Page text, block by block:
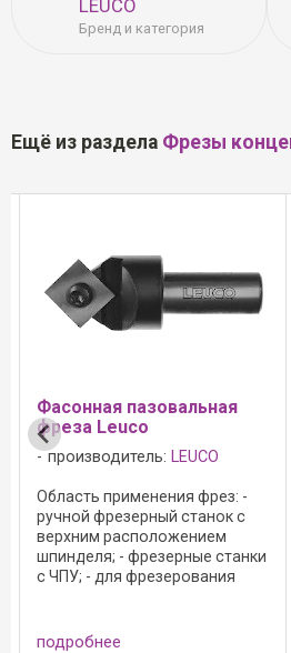
LEUCO
Бренд и категория
Ещё из раздела Фрезы
Фасонная пазовальная
фреза Leuco
производитель: LEUCO
Область применения фрез: -
ручной фрезерный станок с
верхним расположением
шпинделя; - фрезерные станки
с ЧПУ; - для фрезерования
древесине и древесно-
подробнее